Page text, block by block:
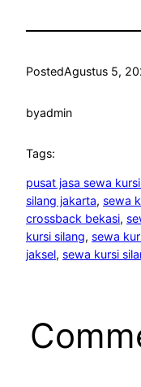
PostedAgustus 5,
byadmin
Tags:
pusat jasa sewa
silang jakarta, sewa
crossback bekasi,
kursi silang, sewa
jaksel, sewa kursi